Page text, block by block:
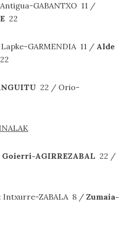
Antigua-GABANTXO 11 /
22
Lapke-GARMENDIA 11 / Alde
22
22 / Orio-
Goierri-AGIRREZABAL 22 /
Intxurre-ZABALA 8 / Zumaia-